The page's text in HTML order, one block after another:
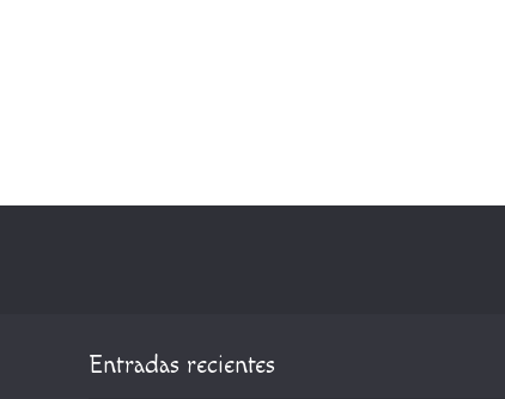
Entradas recientes